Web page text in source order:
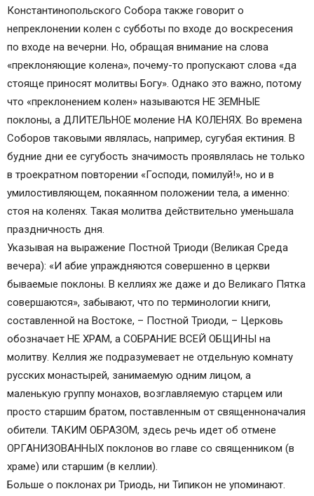
Константинопольского Собора также говорит о
непреклонении колен с субботы по входе до воскресения
по входе на вечерни. Но, обращая внимание на слова
«преклоняющие колена», почему-то пропускают слова «да
стояще приносят молитвы Богу». Однако это важно, потому
что «преклонением колен» называются НЕ ЗЕМНЫЕ
поклоны, а ДЛИТЕЛЬНОЕ моление НА КОЛЕНЯХ. Во времена
Соборов таковыми являлась, например, сугубая ектиния. В
будние дни ее сугубость значимость проявлялась не только
в троекратном повторении «Господи, помилуй!», но и в
умилостивляющем, покаянном положении тела, а именно:
стоя на коленях. Такая молитва действительно уменьшала
праздничность дня.
Указывая на выражение Постной Триоди (Великая Среда
вечера): «И абие упраждняются совершенно в церкви
бываемые поклоны. В келлиях же даже и до Великаго Пятка
совершаются», забывают, что по терминологии книги,
составленной на Востоке, – Постной Триоди, – Церковь
обозначает НЕ ХРАМ, а СОБРАНИЕ ВСЕЙ ОБЩИНЫ на
молитву. Келлия же подразумевает не отдельную комнату
русских монастырей, занимаемую одним лицом, а
маленькую группу монахов, возглавляемую старцем или
просто старшим братом, поставленным от священноначалия
обители. ТАКИМ ОБРАЗОМ, здесь речь идет об отмене
ОРГАНИЗОВАННЫХ поклонов во главе со священником (в
храме) или старшим (в келлии).
Больше о поклонах ри Триодь, ни Типикон не упоминают.